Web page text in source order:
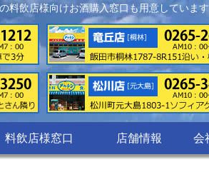
飲店様向けお酒購入窓口も用意しています
料飲店様窓口 店舗情報 会